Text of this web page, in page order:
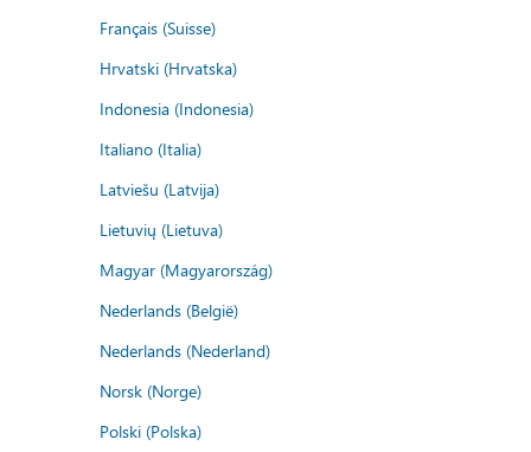
Français (Suisse)
Hrvatski (Hrvatska)
Indonesia (Indonesia)
Italiano (Italia)
Latviešu (Latvija)
Lietuvių (Lietuva)
Magyar (Magyarország)
Nederlands (België)
Nederlands (Nederland)
Norsk (Norge)
Polski (Polska)